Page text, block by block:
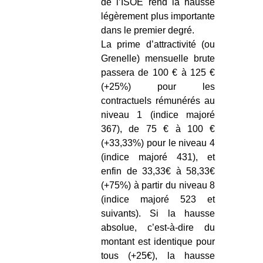
légèrement plus importante
dans le premier degré.
La prime d’attractivité (ou
Grenelle) mensuelle brute
passera de 100 € à 125 €
(+25%) pour les
contractuels rémunérés au
niveau 1 (indice majoré
367), de 75 € à 100 €
(+33,33%) pour le niveau 4
(indice majoré 431), et
enfin de 33,33€ à 58,33€
(+75%) à partir du niveau 8
(indice majoré 523 et
suivants). Si la hausse
absolue, c’est-à-dire du
montant est identique pour
tous (+25€), la hausse